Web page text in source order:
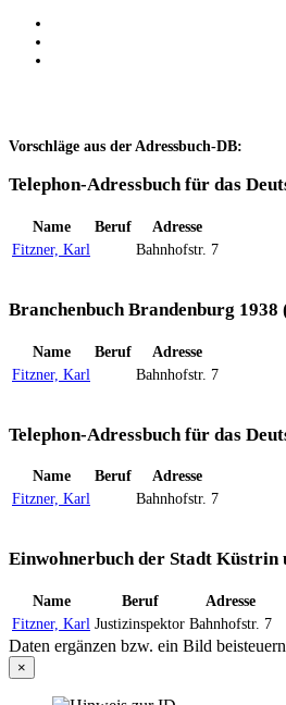
Vorschläge aus der Adressbuch-DB:
Telephon-Adressbuch für das
Name Beruf
Adresse
Fitzner, Karl
Bahnhofstr. 7
Branchenbuch Brandenburg
Name Beruf
Adresse
Fitzner, Karl
Bahnhofstr. 7
Telephon-Adressbuch für das
Name Beruf
Adresse
Fitzner, Karl
Bahnhofstr. 7
Einwohnerbuch der Stadt Küstrin
Name Beruf
Adresse
Fitzner, Karl Justizinspektor Bahnhofstr. 7
Daten ergänzen bzw. ein Bild beisteuern
×